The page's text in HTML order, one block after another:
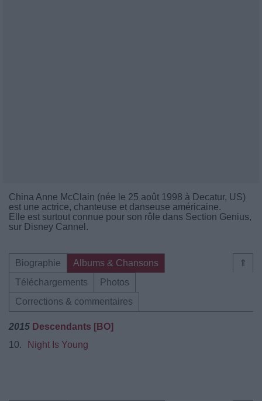
China Anne McClain (née le 25 août 1998 à Decatur, US)
est une actrice, chanteuse et danseuse américaine.
Elle est surtout connue pour son rôle dans Section Genius,
sur Disney Cannel.
⇑
Biographie
Albums & Chansons
Téléchargements
Photos
Corrections & commentaires
2015 Descendants [BO]
10.
Night Is Young